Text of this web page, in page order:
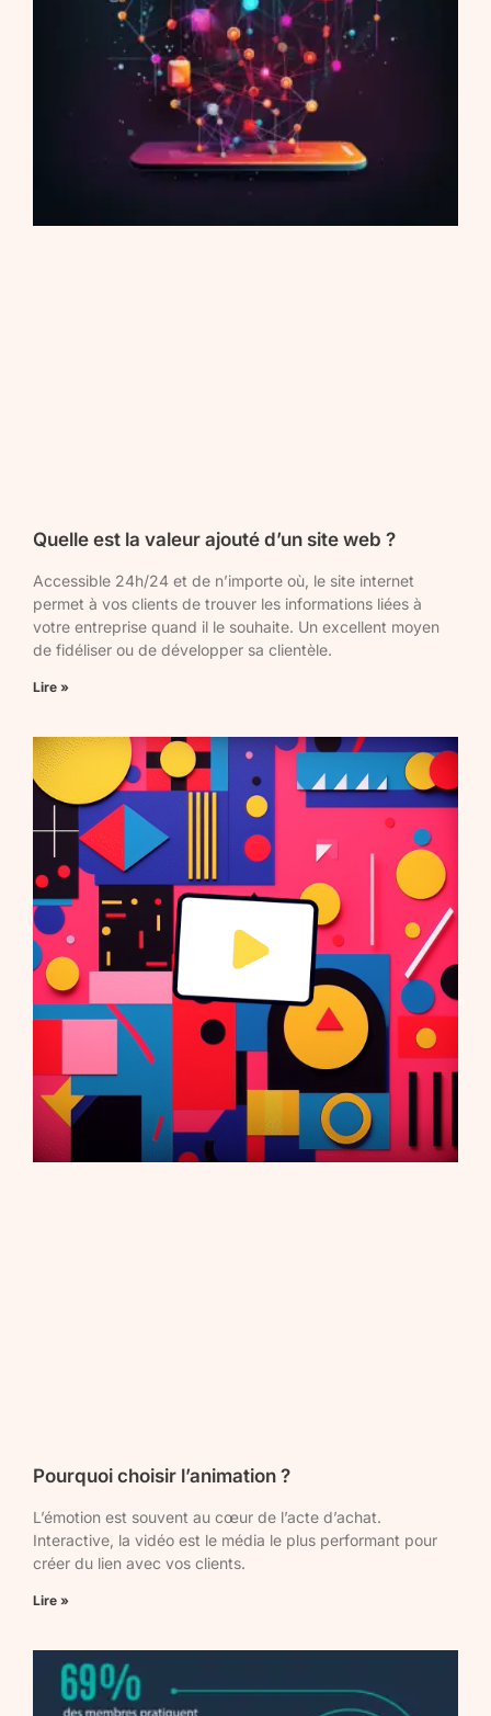
Quelle est la valeur ajouté d’un site web ?
Accessible 24h/24 et de n’importe où, le site internet
permet à vos clients de trouver les informations liées à
votre entreprise quand il le souhaite. Un excellent moyen
de fidéliser ou de développer sa clientèle.
Lire »
Pourquoi choisir l’animation ?
L’émotion est souvent au cœur de l’acte d’achat.
Interactive, la vidéo est le média le plus performant pour
créer du lien avec vos clients.
Lire »